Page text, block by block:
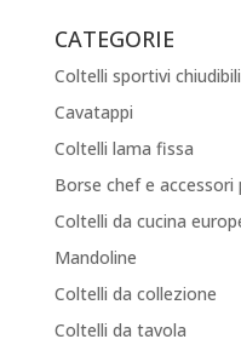
CATEGORIE
Coltelli sportivi chiudibili
Cavatappi
Coltelli lama fissa
Borse chef e accessori
Coltelli da cucina
Mandoline
Coltelli da collezione
Coltelli da tavola